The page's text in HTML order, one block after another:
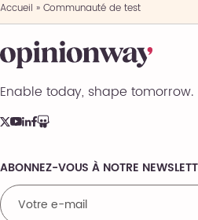
Accueil » Communauté de test
Enable today, shape tomorrow.
Comments
ABONNEZ-VOUS À NOTRE